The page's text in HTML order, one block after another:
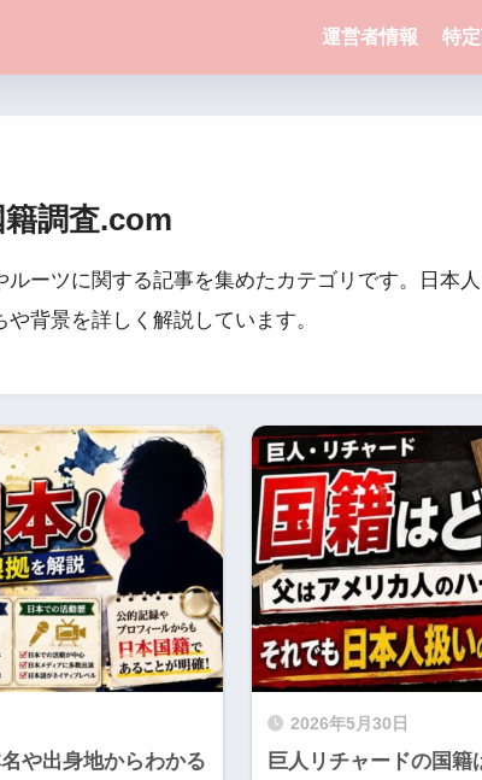
運営者情報 特
調査.com
ーツに関する記事を集めたカテゴリです。日本
背景を詳しく解説しています。
や出身地からわかる
2026年5月30日
巨人リチャードの国